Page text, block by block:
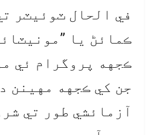
في الحال ٽوئيٽر
ڪمائڻ يا
ڪجهه پروگرام ئي
جن کي ڪجهه مهينن
آزمائشي طور تي